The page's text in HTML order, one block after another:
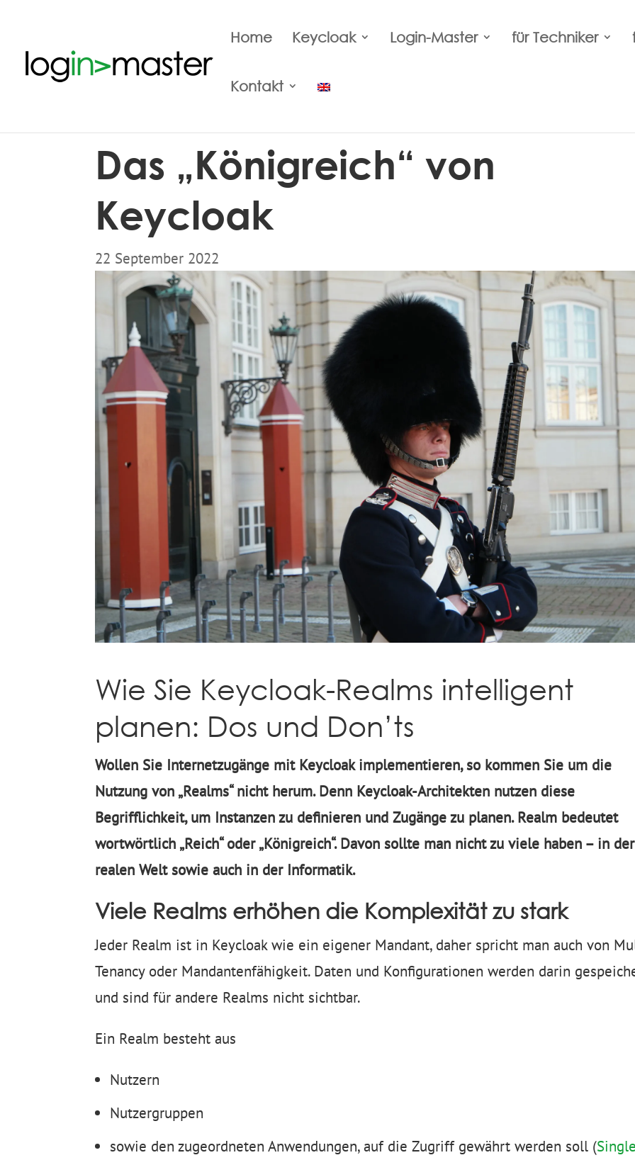
Home Keycloak Login-Master für Techniker
Kontakt
Das „Königreich“ von
Keycloak
22 September 2022
Wie Sie Keycloak-Realms intelligent
planen: Dos und Don’ts
Wollen Sie Internetzugänge mit Keycloak implementieren, so kommen Sie um die
Nutzung von „Realms“ nicht herum. Denn Keycloak-Architekten nutzen diese
Begrifflichkeit, um Instanzen zu definieren und Zugänge zu planen. Realm bedeutet
wortwörtlich „Reich“ oder „Königreich“. Davon sollte man nicht zu viele haben – in der
realen Welt sowie auch in der Informatik.
Viele Realms erhöhen die Komplexität zu stark
Jeder Realm ist in Keycloak wie ein eigener Mandant, daher spricht man auch von
Tenancy oder Mandantenfähigkeit. Daten und Konfigurationen werden darin
und sind für andere Realms nicht sichtbar.
Ein Realm besteht aus
Nutzern
Nutzergruppen
sowie den zugeordneten Anwendungen, auf die Zugriff gewährt werden soll (